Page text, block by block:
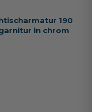
190
in chrom